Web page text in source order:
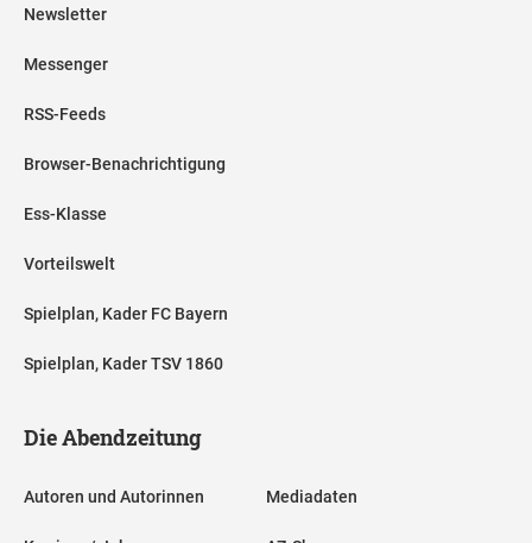
Newsletter
Messenger
RSS-Feeds
Browser-Benachrichtigung
Ess-Klasse
Vorteilswelt
Spielplan, Kader FC Bayern
Spielplan, Kader TSV 1860
Die Abendzeitung
Autoren und Autorinnen Mediadaten